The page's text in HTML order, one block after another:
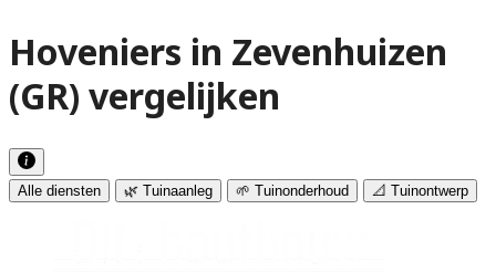
Hoveniers in Zevenhuizen
(GR) vergelijken
Alle diensten 🌿 Tuinaanleg 🌱 Tuinonderhoud 📐 Tuinontwerp